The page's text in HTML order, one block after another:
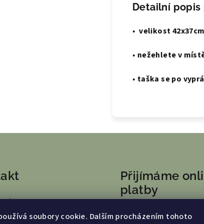
soubory cookie. Dalším procházením tohoto
Detailní
• velikost 42x37cm
• nežehlete v
• taška se po
Přijímáme
platby